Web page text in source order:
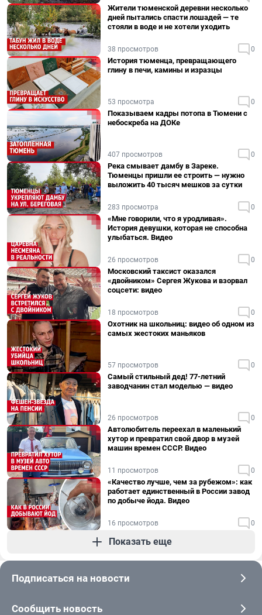
Жители тюменской деревни несколько
дней пытались спасти лошадей — те
стояли в воде и не хотели уходить
38 просмотров 0
История тюменца, превращающего
глину в печи, камины и изразцы
53 просмотра 0
Показываем кадры потопа в Тюмени с
небоскреба на ДОКе
407 просмотров 0
Река смывает дамбу в Зареке.
Тюменцы пришли ее строить — нужно
выложить 40 тысяч мешков за сутки
283 просмотра 0
«Мне говорили, что я уродливая».
История девушки, которая не способна
улыбаться. Видео
26 просмотров 0
Московский таксист оказался
«двойником» Сергея Жукова и взорвал
соцсети: видео
18 просмотров 0
Охотник на школьниц: видео об одном из
самых жестоких маньяков
57 просмотров 0
Самый стильный дед! 77-летний
заводчанин стал моделью — видео
26 просмотров 0
Автолюбитель переехал в маленький
хутор и превратил свой двор в музей
машин времен СССР. Видео
11 просмотров 0
«Качество лучше, чем за рубежом»: как
работает единственный в России завод
по добыче йода. Видео
16 просмотров 0
Показать еще
Подписаться на новости
Сообщить новость